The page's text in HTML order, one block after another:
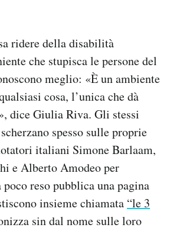
ridere della disabilità
che stupisca le persone del
meglio: «È un ambiente
cosa, l’unica che dà
dice Giulia Riva. Gli stessi
spesso sulle proprie
italiani Simone Barlaam,
e Alberto Amodeo per
poco reso pubblica una pagina
insieme chiamata “le 3
sin dal nome sulle loro